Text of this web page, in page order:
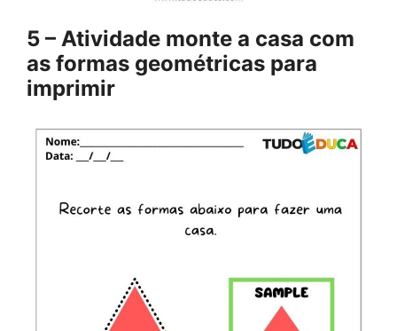
5 – Atividade monte a casa com
as formas geométricas para
imprimir